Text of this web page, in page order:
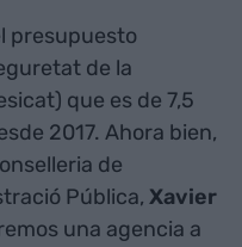
presupuesto
de la
que es de 7,5
2017. Ahora bien,
de
Pública, Xavier
una agencia a